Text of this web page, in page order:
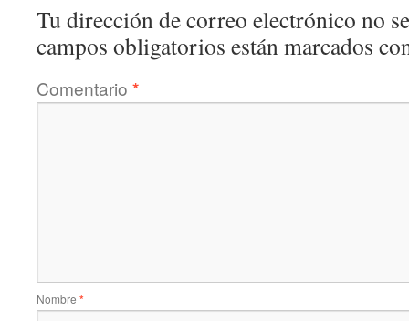
Tu dirección de correo electrónico no
campos obligatorios están marcados
Comentario *
Nombre *